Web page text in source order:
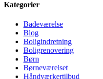
Kategorier
Badeværelse
Blog
Boligindretning
Boligrenovering
Børn
Børneværelset
Håndværkertilbud